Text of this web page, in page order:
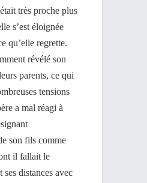
très proche plus
s’est éloignée
qu’elle regrette.
révélé son
parents, ce qui
tensions
a mal réagi à
son fils comme
il fallait le
ses distances avec